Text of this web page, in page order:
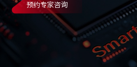
预约专家咨询